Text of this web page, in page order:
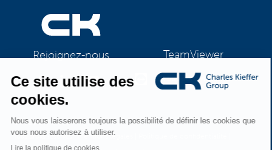
Rejoignez-nous TeamViewer
CK Support Mac / PC
©2026 CK Group
Tous droits réservés|Mentions légales